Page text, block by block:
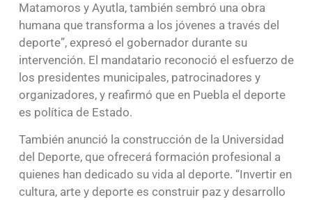
Matamoros y Ayutla, también sembró una obra
humana que transforma a los jóvenes a través del
deporte”, expresó el gobernador durante su
intervención. El mandatario reconoció el esfuerzo de
los presidentes municipales, patrocinadores y
organizadores, y reafirmó que en Puebla el deporte
es política de Estado.
También anunció la construcción de la Universidad
del Deporte, que ofrecerá formación profesional a
quienes han dedicado su vida al deporte. “Invertir en
cultura, arte y deporte es construir paz y desarrollo